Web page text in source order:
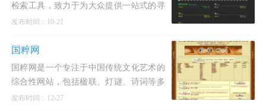
检索工具，致力于为大众提供一站式的寻
根问祖文化之旅。通过该平台，您可以轻
员之间的关系，了解家族的
发布时间：10-21
国粹网
国粹网是一个专注于中国传统文化艺术的
综合性网站，包括楹联、灯谜、诗词等多
个领域，旨在为热爱中国传统文化的人士
发布时间：12-27